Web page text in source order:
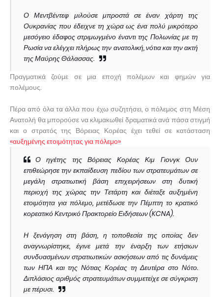
Ο Μεντβέντεφ μιλούσε μπροστά σε έναν χάρτη της
Ουκρανίας που έδειχνε τη χώρα ως ένα πολύ μικρότερο
μεσόγειο έδαφος στριμωγμένο έναντι της Πολωνίας με τη
Ρωσία να ελέγχει πλήρως την ανατολική, νότια και την ακτή
της Μαύρης Θάλασσας.
Πραγματικά ζούμε σε μια εποχή πολέμων και φημών για
πολέμους.
Πέρα από όλα τα άλλα που έχω συζητήσει, ο πόλεμος στη Μέση
Ανατολή θα μπορούσε να κλιμακωθεί δραματικά ανά πάσα στιγμή
και ο στρατός της Βόρειας Κορέας έχει τεθεί σε κατάσταση
«αυξημένης ετοιμότητας για πόλεμο»
Ο ηγέτης της Βόρειας Κορέας Κιμ Γιονγκ Ουν
επιθεώρησε την εκπαίδευση πεδίου των στρατευμάτων σε
μεγάλη στρατιωτική βάση επιχειρήσεων στη δυτική
περιοχή της χώρας την Τετάρτη και διέταξε αυξημένη
ετοιμότητα για πόλεμο, μετέδωσε την Πέμπτη το κρατικό
κορεατικό Κεντρικό Πρακτορείο Ειδήσεων (KCNA).
Η ξενάγηση στη βάση, η τοποθεσία της οποίας δεν
αναγνωρίστηκε, έγινε μετά την έναρξη των ετήσιων
συνδυασμένων στρατιωτικών ασκήσεων από τις δυνάμεις
των ΗΠΑ και της Νότιας Κορέας τη Δευτέρα στο Νότο.
Διπλάσιος αριθμός στρατευμάτων συμμετείχε σε σύγκριση
με πέρυσι.